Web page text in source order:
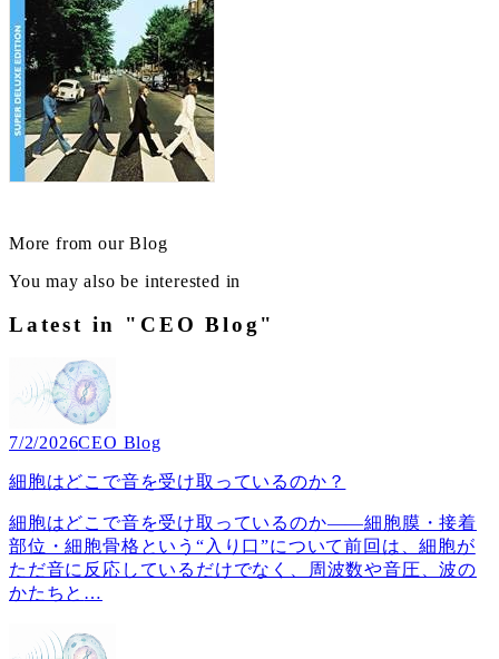
More from our Blog
You may also be interested in
Latest in "CEO Blog"
7/2/2026CEO Blog
細胞はどこで音を受け取っているのか？
細胞はどこで音を受け取っているのか――細胞膜・接着
部位・細胞骨格という“入り口”について前回は、細胞が
ただ音に反応しているだけでなく、周波数や音圧、波の
かたちと …